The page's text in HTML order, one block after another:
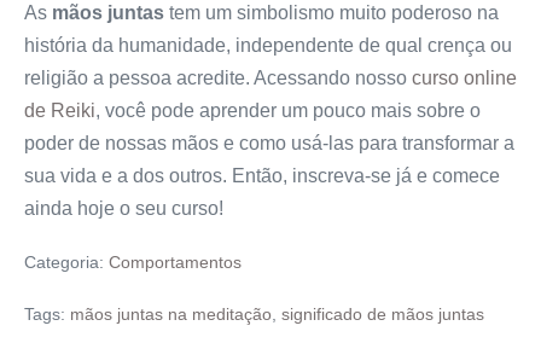
As mãos juntas tem um simbolismo muito poderoso na
história da humanidade, independente de qual crença ou
religião a pessoa acredite. Acessando nosso curso online
de Reiki, você pode aprender um pouco mais sobre o
poder de nossas mãos e como usá-las para transformar a
sua vida e a dos outros. Então, inscreva-se já e comece
ainda hoje o seu curso!
Categoria: Comportamentos
Tags: mãos juntas na meditação significado de mãos juntas